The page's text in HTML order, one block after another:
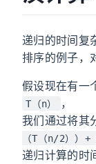
递归的时间复
排序的例子，
假设现在有一
T（n）
，
我们通过将其
（T（n/2））+
递归计算的时